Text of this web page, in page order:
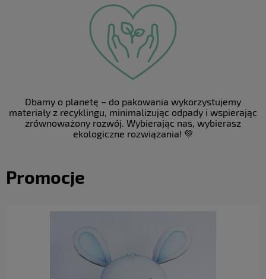
Dbamy o planetę – do pakowania wykorzystujemy
materiały z recyklingu, minimalizując odpady i wspierając
zrównoważony rozwój. Wybierając nas, wybierasz
ekologiczne rozwiązania! 💚
Promocje